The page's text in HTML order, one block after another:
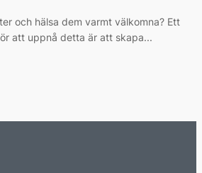
och hälsa dem varmt välkomna? Ett
att uppnå detta är att skapa...